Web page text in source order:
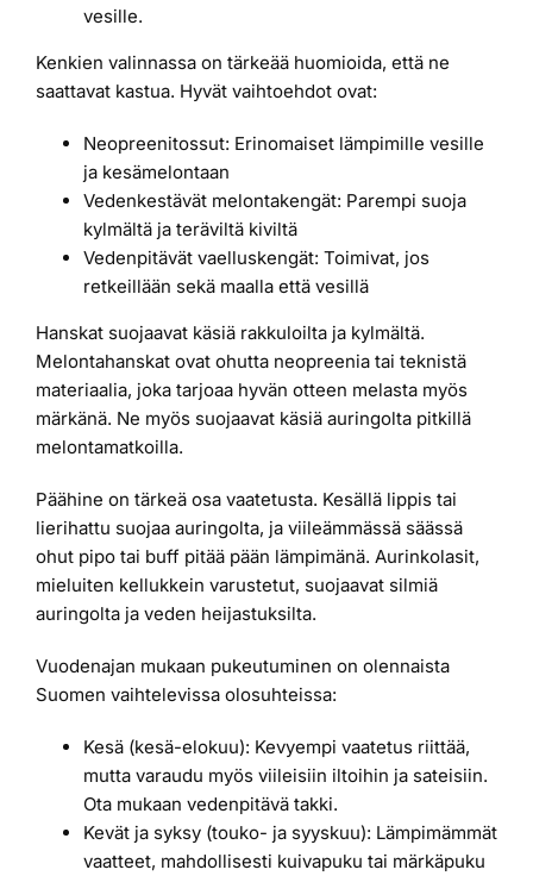
vesille.
Kenkien valinnassa on tärkeää huomioida, että ne
saattavat kastua. Hyvät vaihtoehdot ovat:
Neopreenitossut: Erinomaiset lämpimille vesille
ja kesämelontaan
Vedenkestävät melontakengät: Parempi suoja
kylmältä ja teräviltä kiviltä
Vedenpitävät vaelluskengät: Toimivat, jos
retkeillään sekä maalla että vesillä
Hanskat suojaavat käsiä rakkuloilta ja kylmältä.
Melontahanskat ovat ohutta neopreenia tai teknistä
materiaalia, joka tarjoaa hyvän otteen melasta myös
märkänä. Ne myös suojaavat käsiä auringolta pitkillä
melontamatkoilla.
Päähine on tärkeä osa vaatetusta. Kesällä lippis tai
lierihattu suojaa auringolta, ja viileämmässä säässä
ohut pipo tai buff pitää pään lämpimänä. Aurinkolasit,
mieluiten kellukkein varustetut, suojaavat silmiä
auringolta ja veden heijastuksilta.
Vuodenajan mukaan pukeutuminen on olennaista
Suomen vaihtelevissa olosuhteissa:
Kesä (kesä-elokuu): Kevyempi vaatetus riittää,
mutta varaudu myös viileisiin iltoihin ja sateisiin.
Ota mukaan vedenpitävä takki.
Kevät ja syksy (touko- ja syyskuu): Lämpimämmät
vaatteet, mahdollisesti kuivapuku tai märkäpuku